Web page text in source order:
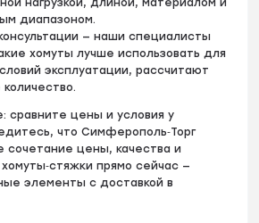
нагрузкой, длиной, материалом и
диапазоном.
— наши специалисты
хомуты лучше использовать для
эксплуатации, рассчитают
сравните цены и условия у
что Симферополь‑Торг
сочетание цены, качества и
прямо сейчас —
элементы с доставкой в